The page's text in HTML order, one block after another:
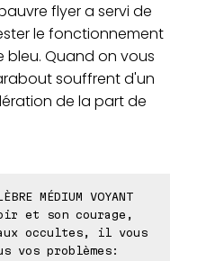
flyer a servi de
le fonctionnement
bleu. Quand on vous
souffrent d'un
de la part de
MÉDIUM VOYANT
et son courage,
occultes, il vous
vos problèmes: